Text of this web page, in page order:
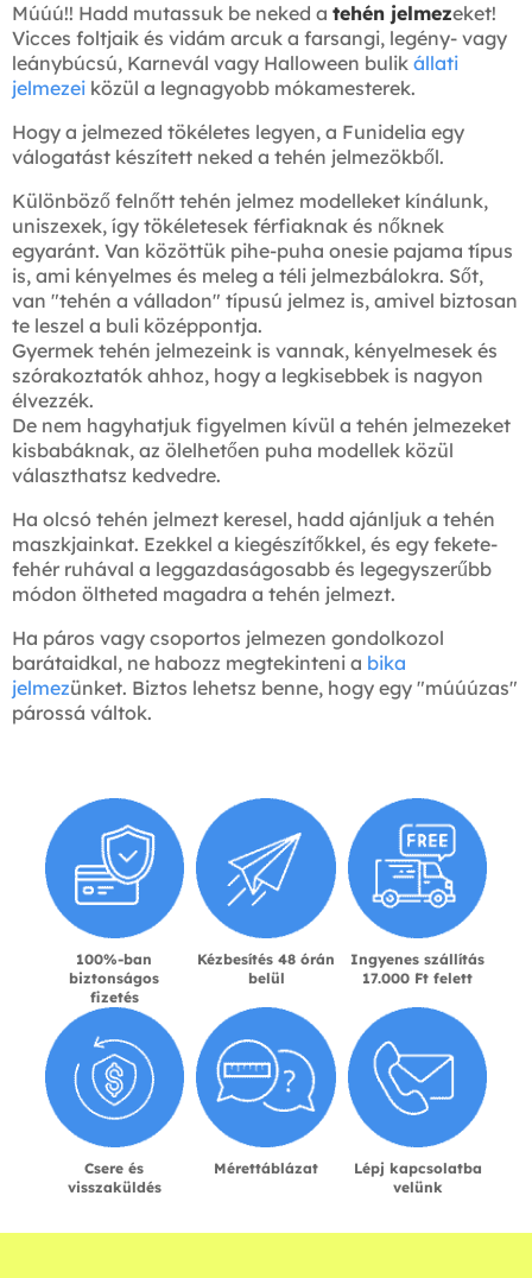
Múúú!! Hadd mutassuk be neked a tehén jelmezeket!
Vicces foltjaik és vidám arcuk a farsangi, legény- vagy
leánybúcsú, Karnevál vagy Halloween bulik állati
jelmezei közül a legnagyobb mókamesterek.
Hogy a jelmezed tökéletes legyen, a Funidelia egy
válogatást készített neked a tehén jelmezökből.
Különböző felnőtt tehén jelmez modelleket kínálunk,
uniszexek, így tökéletesek férfiaknak és nőknek
egyaránt. Van közöttük pihe-puha onesie pajama típus
is, ami kényelmes és meleg a téli jelmezbálokra. Sőt,
van "tehén a válladon" típusú jelmez is, amivel biztosan
te leszel a buli középpontja.
Gyermek tehén jelmezeink is vannak, kényelmesek és
szórakoztatók ahhoz, hogy a legkisebbek is nagyon
élvezzék.
De nem hagyhatjuk figyelmen kívül a tehén jelmezeket
kisbabáknak, az ölelhetően puha modellek közül
választhatsz kedvedre.
Ha olcsó tehén jelmezt keresel, hadd ajánljuk a tehén
maszkjainkat. Ezekkel a kiegészítőkkel, és egy fekete-
fehér ruhával a leggazdaságosabb és legegyszerűbb
módon öltheted magadra a tehén jelmezt.
Ha páros vagy csoportos jelmezen gondolkozol
barátaidkal, ne habozz megtekinteni a bika
jelmezünket. Biztos lehetsz benne, hogy egy "múúúzas"
párossá váltok.
100%-ban
biztonságos
fizetés
Kézbesítés 48 órán
belül
Ingyenes szállítás
17.000 Ft felett
Csere és
visszaküldés
Mérettáblázat
Lépj kapcsolatba
velünk